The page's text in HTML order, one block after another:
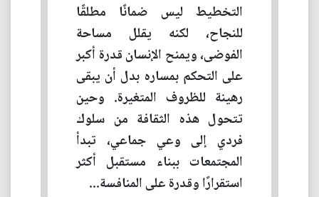
التخطيط ليس ضمانًا مطلقًا
للنجاح، لكنه يقلل مساحة
الفوضى، ويمنح الإنسان قدرة أكبر
على التحكم بمساره بدل أن يبقى
رهينة للظروف المتغيرة. وحين
تتحول هذه الثقافة من سلوك
فردي إلى وعي جماعي، تبدأ
المجتمعات ببناء مستقبل أكثر
استقرارًا وقدرة على المنافسة...